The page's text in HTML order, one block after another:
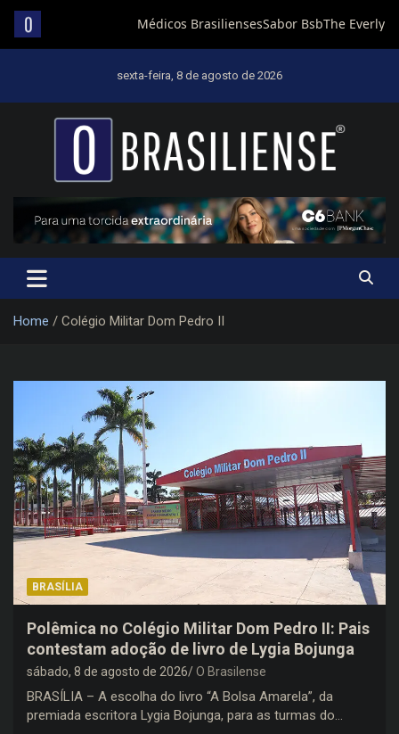
sexta-feira, 8 de agosto de 2026
Um diário de notícias que trabalha por Brasília
Home Colégio Militar Dom Pedro II
BRASÍLIA
Polêmica no Colégio Militar Dom Pedro II: Pais
contestam adoção de livro de Lygia Bojunga
sábado, 8 de agosto de 2026 O Brasilense
BRASÍLIA – A escolha do livro “A Bolsa Amarela”, da
premiada escritora Lygia Bojunga, para as turmas do…